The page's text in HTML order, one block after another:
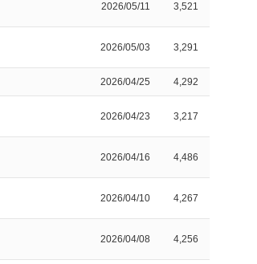
2026/05/11 3,521
2026/05/03 3,291
2026/04/25 4,292
2026/04/23 3,217
2026/04/16 4,486
2026/04/10 4,267
2026/04/08 4,256